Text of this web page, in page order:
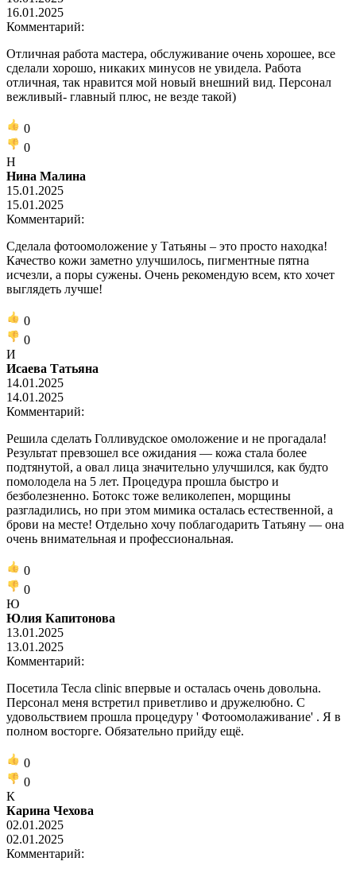
16.01.2025
Комментарий:
Отличная работа мастера, обслуживание очень хорошее, все
сделали хорошо, никаких минусов не увидела. Работа
отличная, так нравится мой новый внешний вид. Персонал
вежливый- главный плюс, не везде такой)
0
0
Н
Нина Малина
15.01.2025
15.01.2025
Комментарий:
Сделала фотоомоложение у Татьяны – это просто находка!
Качество кожи заметно улучшилось, пигментные пятна
исчезли, а поры сужены. Очень рекомендую всем, кто хочет
выглядеть лучше!
0
0
И
Исаева Татьяна
14.01.2025
14.01.2025
Комментарий:
Решила сделать Голливудское омоложение и не прогадала!
Результат превзошел все ожидания — кожа стала более
подтянутой, а овал лица значительно улучшился, как будто
помолодела на 5 лет. Процедура прошла быстро и
безболезненно. Ботокс тоже великолепен, морщины
разгладились, но при этом мимика осталась естественной, а
брови на месте! Отдельно хочу поблагодарить Татьяну — она
очень внимательная и профессиональная.
0
0
Ю
Юлия Капитонова
13.01.2025
13.01.2025
Комментарий:
Посетила Тесла clinic впервые и осталась очень довольна.
Персонал меня встретил приветливо и дружелюбно. С
удовольствием прошла процедуру ' Фотоомолаживание' . Я в
полном восторге. Обязательно прийду ещё.
0
0
К
Карина Чехова
02.01.2025
02.01.2025
Комментарий: